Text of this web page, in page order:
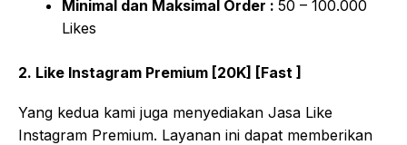
Minimal dan Maksimal Order : 50 – 100.000
Likes
2. Like Instagram Premium [20K] [Fast ]
Yang kedua kami juga menyediakan Jasa Like
Instagram Premium. Layanan ini dapat memberikan